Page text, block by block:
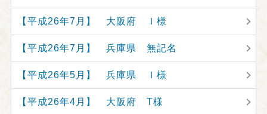
【平成26年7月】 大阪府 Ｉ様
【平成26年7月】 兵庫県 無記名
【平成26年5月】 兵庫県 Ｉ様
【平成26年4月】 大阪府 T様